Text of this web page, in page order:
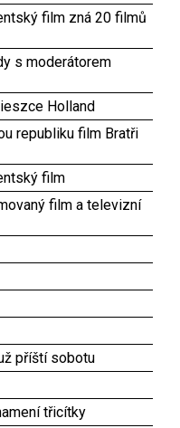
film zná 20 filmů
s moderátorem
Holland
republiku film Bratři
film
film a televizní
příští sobotu
třicítky